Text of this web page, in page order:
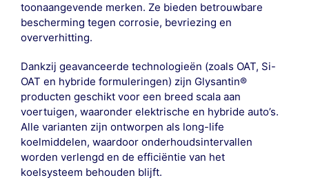
toonaangevende merken. Ze bieden betrouwbare
bescherming tegen corrosie, bevriezing en
oververhitting.
Dankzij geavanceerde technologieën (zoals OAT, Si-
OAT en hybride formuleringen) zijn Glysantin®
producten geschikt voor een breed scala aan
voertuigen, waaronder elektrische en hybride auto’s.
Alle varianten zijn ontworpen als long-life
koelmiddelen, waardoor onderhoudsintervallen
worden verlengd en de efficiëntie van het
koelsysteem behouden blijft.